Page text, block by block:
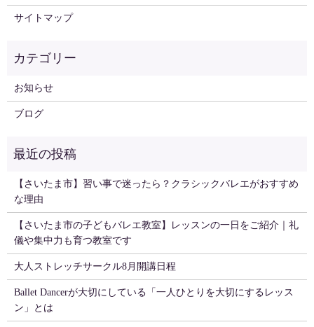
サイトマップ
お知らせ
ブログ
【さいたま市】習い事で迷ったら？クラシックバレエがおすすめ
な理由
【さいたま市の子どもバレエ教室】レッスンの一日をご紹介｜礼
儀や集中力も育つ教室です
大人ストレッチサークル8月開講日程
Ballet Dancerが大切にしている「一人ひとりを大切にするレッス
ン」とは